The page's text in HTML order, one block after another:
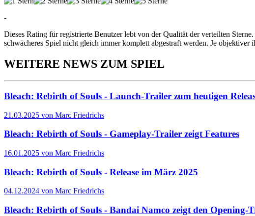
-
Dieses Rating für registrierte Benutzer lebt von der Qualität der verteilten
schwächeres Spiel nicht gleich immer komplett abgestraft werden. Je objektiver
WEITERE NEWS ZUM SPIEL
Bleach: Rebirth of Souls - Launch-Trailer zum heutigen
21.03.2025 von Marc Friedrichs
Bleach: Rebirth of Souls - Gameplay-Trailer zeigt Features
16.01.2025 von Marc Friedrichs
Bleach: Rebirth of Souls - Release im März 2025
04.12.2024 von Marc Friedrichs
Bleach: Rebirth of Souls - Bandai Namco zeigt den Opening-